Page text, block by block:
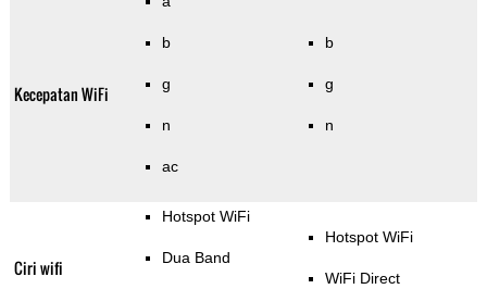
Kecepatan WiFi
b
g
n
ac
b
g
n
Ciri wifi
Hotspot WiFi
Dua Band
Hotspot WiFi
WiFi Direct